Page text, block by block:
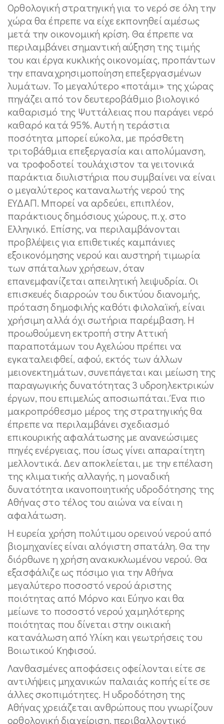
Ορθολογική στρατηγική για το νερό σε όλη την
χώρα θα έπρεπε να είχε εκπονηθεί αμέσως
μετά την οικονομική κρίση. Θα έπρεπε να
περιλαμβάνει σημαντική αύξηση της τιμής
του και έργα κυκλικής οικονομίας, προπάντων
την επαναχρησιμοποίηση επεξεργασμένων
λυμάτων. Το μεγαλύτερο «ποτάμι» της χώρας
πηγάζει από τον δευτεροβάθμιο βιολογικό
καθαρισμό της Ψυττάλειας που παράγει νερό
καθαρό κατά 95%. Αυτή η τεράστια
ποσότητα μπορεί εύκολα, με πρόσθετη
τριτοβάθμια επεξεργασία και απολύμανση,
να τροφοδοτεί τουλάχιστον τα γειτονικά
παράκτια διυλιστήρια που συμβαίνει να είναι
ο μεγαλύτερος καταναλωτής νερού της
ΕΥΔΑΠ. Μπορεί να αρδεύει, επιπλέον,
παράκτιους δημόσιους χώρους, π.χ. στο
Ελληνικό. Επίσης, να περιλαμβάνονται
προβλέψεις για επιθετικές καμπάνιες
εξοικονόμησης νερού και αυστηρή τιμωρία
των σπάταλων χρήσεων, όταν
επανεμφανίζεται απειλητική λειψυδρία. Οι
επισκευές διαρροών του δικτύου διανομής,
πρόταση δημοφιλής καθότι φιλολαϊκή, είναι
χρήσιμη αλλά όχι σωτήρια παρέμβαση. Η
προωθούμενη εκτροπή στην Αττική
παραποτάμων του Αχελώου πρέπει να
εγκαταλειφθεί, αφού, εκτός των άλλων
μειονεκτημάτων, συνεπάγεται και μείωση της
παραγωγικής δυνατότητας 3 υδροηλεκτρικών
έργων, που επιμελώς αποσιωπάται. Ένα πιο
μακροπρόθεσμο μέρος της στρατηγικής θα
έπρεπε να περιλαμβάνει σχεδιασμό
επικουρικής αφαλάτωσης με ανανεώσιμες
πηγές ενέργειας, που ίσως γίνει απαραίτητη
μελλοντικά. Δεν αποκλείεται, με την επέλαση
της κλιματικής αλλαγής, η μοναδική
δυνατότητα ικανοποιητικής υδροδότησης της
Αθήνας στο τέλος του αιώνα να είναι η
αφαλάτωση.
Η ευρεία χρήση πολύτιμου ορεινού νερού από
βιομηχανίες είναι αλόγιστη σπατάλη. Θα την
διόρθωνε η χρήση ανακυκλωμένου νερού. Θα
εξασφάλιζε ως πόσιμο για την Αθήνα
μεγαλύτερο ποσοστό νερού άριστης
ποιότητας από Μόρνο και Εύηνο και θα
μείωνε το ποσοστό νερού χαμηλότερης
ποιότητας που δίνεται στην οικιακή
κατανάλωση από Υλίκη και γεωτρήσεις του
Βοιωτικού Κηφισού.
Λανθασμένες αποφάσεις οφείλονται είτε σε
αντιλήψεις μηχανικών παλαιάς κοπής είτε σε
άλλες σκοπιμότητες. Η υδροδότηση της
Αθήνας χρειάζεται ανθρώπους που γνωρίζουν
ορθολογική διαχείριση, περιβαλλοντικό